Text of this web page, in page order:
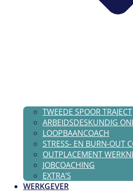
TWEEDE SPOOR TRAJECT
ARBEIDSDESKUNDIG
LOOPBAANCOACH
STRESS- EN BURN-OUT
OUTPLACEMENT
JOBCOACHING
EXTRA’S
WERKGEVER